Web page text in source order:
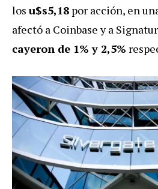
los u$s5,18 por acción, en
afectó a Coinbase y a
cayeron de 1% y 2,5%